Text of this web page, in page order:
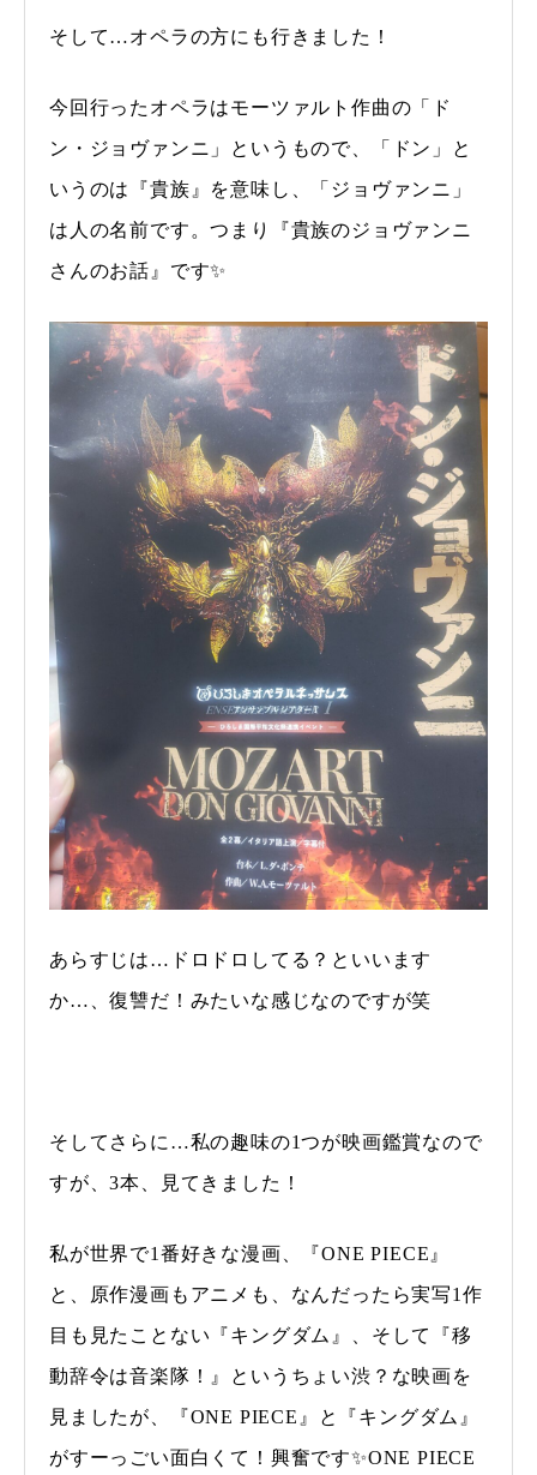
そして…オペラの方にも行きました！
今回行ったオペラはモーツァルト作曲の「ド
ン・ジョヴァンニ」というもので、「ドン」と
いうのは『貴族』を意味し、「ジョヴァンニ」
は人の名前です。つまり『貴族のジョヴァンニ
さんのお話』です✨
あらすじは…ドロドロしてる？といいます
か…、復讐だ！みたいな感じなのですが笑
そしてさらに…私の趣味の1つが映画鑑賞なので
すが、3本、見てきました！
私が世界で1番好きな漫画、『ONE PIECE』
と、原作漫画もアニメも、なんだったら実写1作
目も見たことない『キングダム』、そして『移
動辞令は音楽隊！』というちょい渋？な映画を
見ましたが、『ONE PIECE』と『キングダム』
がすーっごい面白くて！興奮です✨ONE PIECE